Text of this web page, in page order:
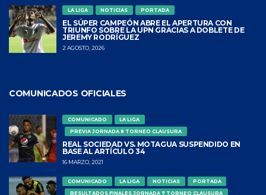
LA LIGA NOTICIAS PORTADA
EL SÚPER CAMPEÓN ABRE EL APERTURA CON
TRIUNFO SOBRE LA UPN GRACIAS A DOBLETE DE
JEREMY RODRÍGUEZ
2 AGOSTO, 2026
COMUNICADOS OFICIALES
COMUNICADO
LA LIGA
PREVIA JORNADA 8 TORNEO CLAUSURA
REAL SOCIEDAD VS. MOTAGUA SUSPENDIDO EN
BASE AL ARTÍCULO 34
16 MARZO, 2021
COMUNICADO LA LIGA NOTICIAS
PORTADA
RESULTADOS FINALES JORNADA 7 TORNEO CLAUSURA